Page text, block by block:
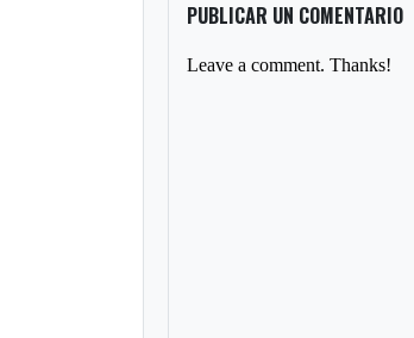
PUBLICAR UN COMENTARIO
Leave a comment. Thanks!